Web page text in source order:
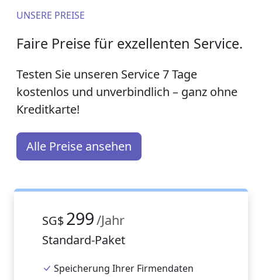
UNSERE PREISE
Faire Preise für exzellenten Service.
Testen Sie unseren Service 7 Tage
kostenlos und unverbindlich – ganz ohne
Kreditkarte!
Alle Preise ansehen
SG$299/Jahr
Standard-Paket
Speicherung Ihrer Firmendaten